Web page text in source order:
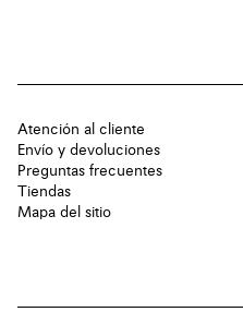
Atención al cliente
Envío y devoluciones
Preguntas frecuentes
Tiendas
Mapa del sitio